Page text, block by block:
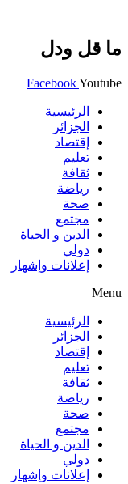
ما قل ودل
FacebookYoutube
الرئيسية
الجزائر
إقتصاد
تعليم
ثقافة
رياضة
صحة
مجتمع
الدين و الحياة
دولي
إعلانات وإشهار
Menu
الرئيسية
الجزائر
إقتصاد
تعليم
ثقافة
رياضة
صحة
مجتمع
الدين و الحياة
دولي
إعلانات وإشهار